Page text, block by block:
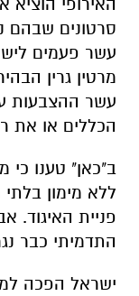
סרטונים שבהם
עשר פעמים
מרטין גרין
עשר ההצבעות
הכללים או את
ב"כאן" טענו כי
ללא מימון בלתי
פניית האיגוד.
התדמיתי כבר
ישראל הפכה